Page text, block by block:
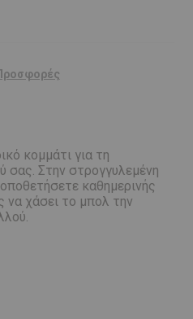
κομμάτι για τη
σας. Στην στρογγυλεμένη
καθημερινής
να χάσει το μπολ την